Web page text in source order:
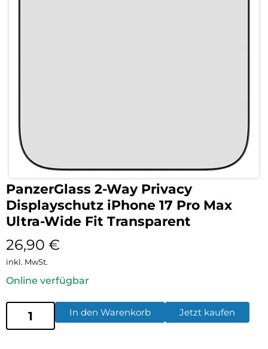
PanzerGlass 2-Way Privacy
Displayschutz iPhone 17 Pro Max
Ultra-Wide Fit Transparent
26,90 €
inkl. MwSt.
Online verfügbar
In den Warenkorb Jetzt kaufen